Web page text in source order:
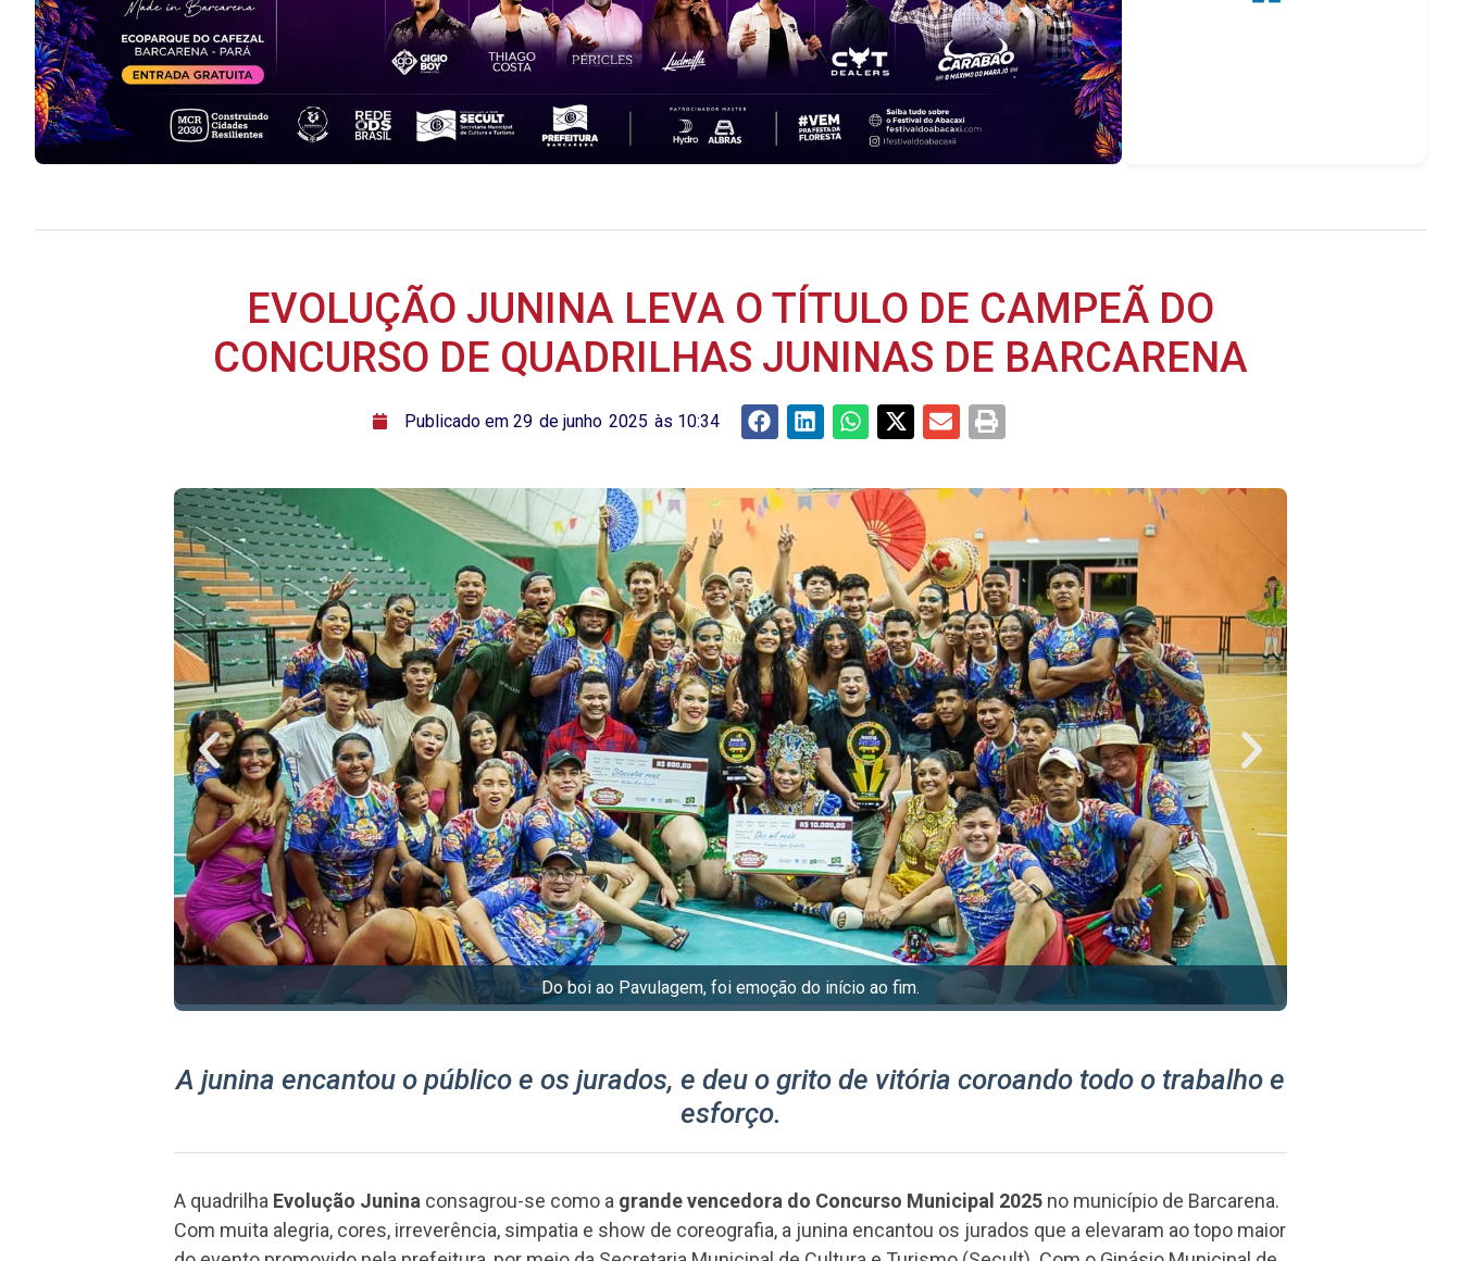
EVOLUÇÃO JUNINA LEVA O TÍTULO DE CAMPEÃ DO
CONCURSO DE QUADRILHAS JUNINAS DE BARCARENA
ﾠPublicado em 29 de junho 2025 às 10:34
A Evolução é a grande campeã em Barcarena!
A junina encantou o público e os jurados, e deu o grito de vitória coroando todo o trabalho e
esforço.
A quadrilha Evolução Junina consagrou-se como a grande vencedora do Concurso Municipal 2025 no município de Barcarena.
Com muita alegria, cores, irreverência, simpatia e show de coreografia, a junina encantou os jurados que a elevaram ao topo maior